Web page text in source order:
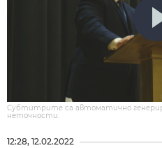
Субтитрите са автоматично
неточности.
12:28, 12.02.2022